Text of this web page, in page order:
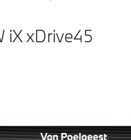
iX xDrive45